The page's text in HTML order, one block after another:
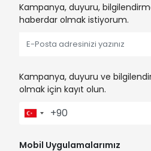
Kampanya, duyuru,
haberdar olmak istiyorum.
Kampanya, duyuru ve
olmak için kayıt olun.
Mobil Uygulamalarımız